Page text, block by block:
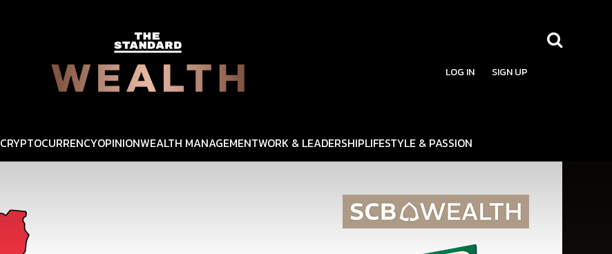
LOG IN SIGN UP
CRYPTOCURRENCYOPINIONWEALTH MANAGEMENTWORK & LEADERSHIPLIFESTYLE & PASSION